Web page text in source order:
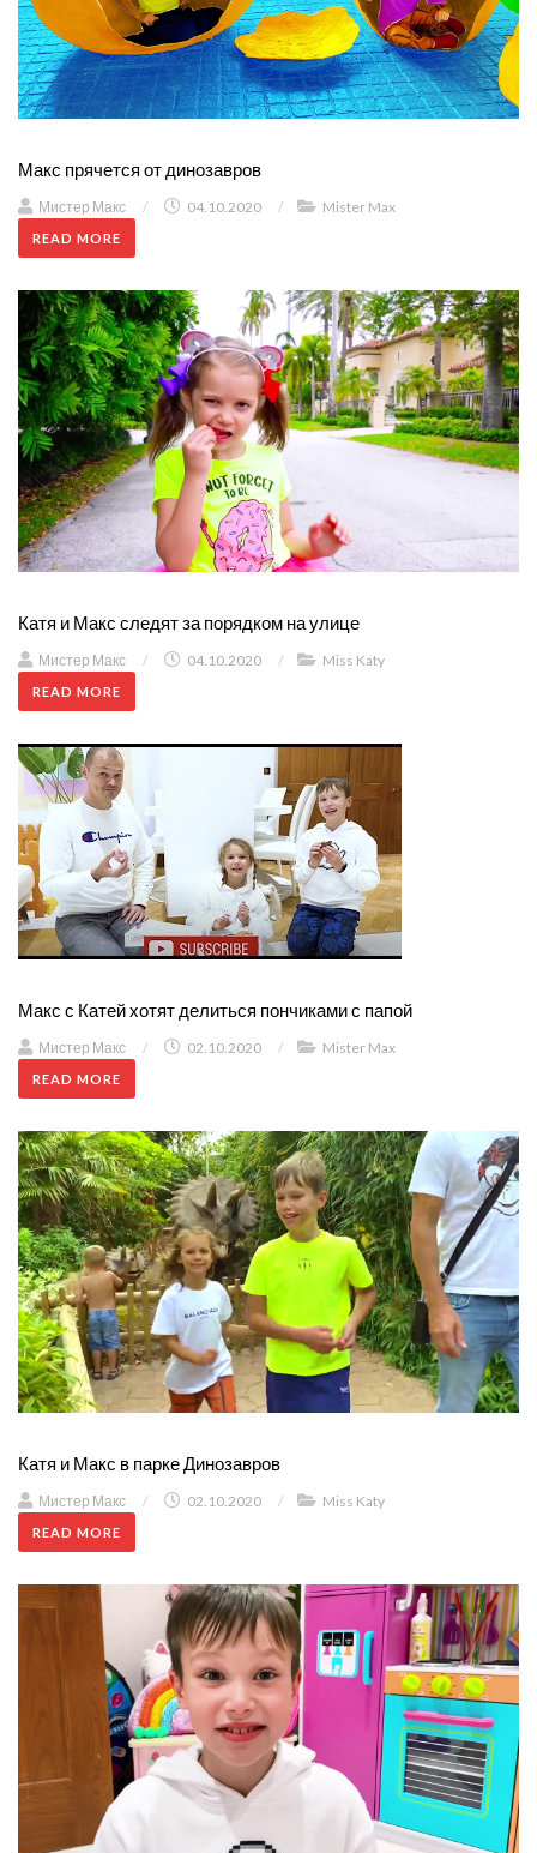
Макс прячется от динозавров
Мистер Макс / 04.10.2020 / Mister Max
READ MORE
Катя и Макс следят за порядком на улице
Мистер Макс / 04.10.2020 / Miss Katy
READ MORE
Макс с Катей хотят делиться пончиками с папой
Мистер Макс / 02.10.2020 / Mister Max
READ MORE
Катя и Макс в парке Динозавров
Мистер Макс / 02.10.2020 / Miss Katy
READ MORE